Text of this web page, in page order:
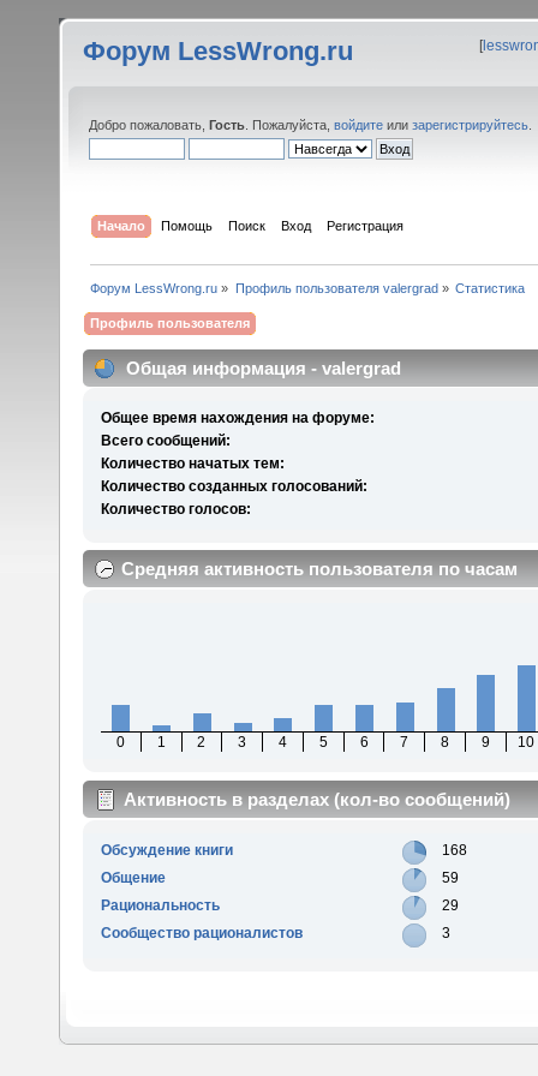
Форум LessWrong.ru [
Добро пожаловать, Гость . Пожалуйста, войдите или зарегистрируйтесь
Начало Помощь Поиск Вход Регистрация
Форум LessWrong.ru » Профиль пользователя valergrad» Статистика
Профиль пользователя
Общая информация - valergrad
Общее время нахождения на форуме:
Всего сообщений:
Количество начатых тем:
Количество созданных голосований:
Количество голосов:
Средняя активность пользователя по часам
0 1 2 3 4 5 6 7 8 9 10
Активность в разделах (кол-во сообщений)
Обсуждение книги
168
Общение
59
Рациональность
29
Сообщество рационалистов
3